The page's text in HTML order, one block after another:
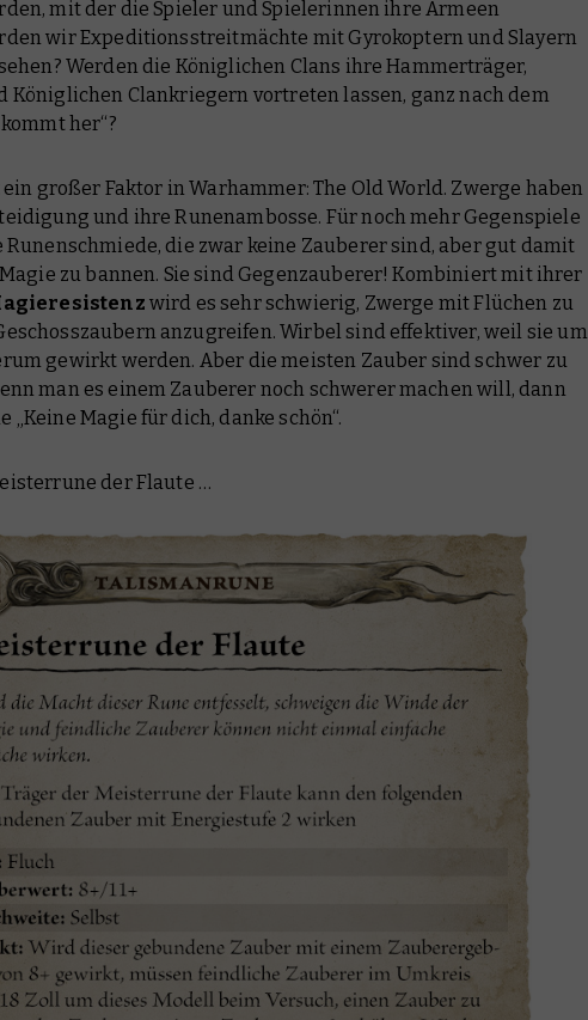
mit der die Spieler und Spielerinnen ihre Armeen
wir Expeditionsstreitmächte mit Gyrokoptern und Slayern
Werden die Königlichen Clans ihre Hammerträger,
Königlichen Clankriegern vortreten lassen, ganz nach dem
her“?
großer Faktor in Warhammer: The Old World. Zwerge haben
und ihre Runenambosse. Für noch mehr Gegenspiele
Runenschmiede, die zwar keine Zauberer sind, aber gut damit
zu bannen. Sie sind Gegenzauberer! Kombiniert mit ihrer
wird es sehr schwierig, Zwerge mit Flüchen zu
anzugreifen. Wirbel sind effektiver, weil sieum
gewirkt werden. Aber die meisten Zauber sind schwer zu
man es einem Zauberer noch schwerer machen will, dann
„Keine Magie für dich, danke schön“.
der Flaute …